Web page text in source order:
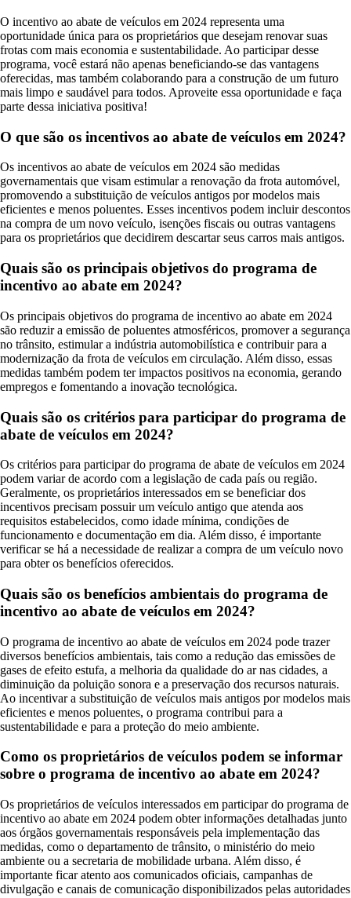
O incentivo ao abate de veículos em 2024 representa uma
oportunidade única para os proprietários que desejam renovar suas
frotas com mais economia e sustentabilidade. Ao participar desse
programa, você estará não apenas beneficiando-se das vantagens
oferecidas, mas também colaborando para a construção de um futuro
mais limpo e saudável para todos. Aproveite essa oportunidade e faça
parte dessa iniciativa positiva!
O que são os incentivos ao abate de veículos em 2024?
Os incentivos ao abate de veículos em 2024 são medidas
governamentais que visam estimular a renovação da frota automóvel,
promovendo a substituição de veículos antigos por modelos mais
eficientes e menos poluentes. Esses incentivos podem incluir descontos
na compra de um novo veículo, isenções fiscais ou outras vantagens
para os proprietários que decidirem descartar seus carros mais antigos.
Quais são os principais objetivos do programa de
incentivo ao abate em 2024?
Os principais objetivos do programa de incentivo ao abate em 2024
são reduzir a emissão de poluentes atmosféricos, promover a segurança
no trânsito, estimular a indústria automobilística e contribuir para a
modernização da frota de veículos em circulação. Além disso, essas
medidas também podem ter impactos positivos na economia, gerando
empregos e fomentando a inovação tecnológica.
Quais são os critérios para participar do programa de
abate de veículos em 2024?
Os critérios para participar do programa de abate de veículos em 2024
podem variar de acordo com a legislação de cada país ou região.
Geralmente, os proprietários interessados em se beneficiar dos
incentivos precisam possuir um veículo antigo que atenda aos
requisitos estabelecidos, como idade mínima, condições de
funcionamento e documentação em dia. Além disso, é importante
verificar se há a necessidade de realizar a compra de um veículo novo
para obter os benefícios oferecidos.
Quais são os benefícios ambientais do programa de
incentivo ao abate de veículos em 2024?
O programa de incentivo ao abate de veículos em 2024 pode trazer
diversos benefícios ambientais, tais como a redução das emissões de
gases de efeito estufa, a melhoria da qualidade do ar nas cidades, a
diminuição da poluição sonora e a preservação dos recursos naturais.
Ao incentivar a substituição de veículos mais antigos por modelos mais
eficientes e menos poluentes, o programa contribui para a
sustentabilidade e para a proteção do meio ambiente.
Como os proprietários de veículos podem se informar
sobre o programa de incentivo ao abate em 2024?
Os proprietários de veículos interessados em participar do programa de
incentivo ao abate em 2024 podem obter informações detalhadas junto
aos órgãos governamentais responsáveis pela implementação das
medidas, como o departamento de trânsito, o ministério do meio
ambiente ou a secretaria de mobilidade urbana. Além disso, é
importante ficar atento aos comunicados oficiais, campanhas de
divulgação e canais de comunicação disponibilizados pelas autoridades